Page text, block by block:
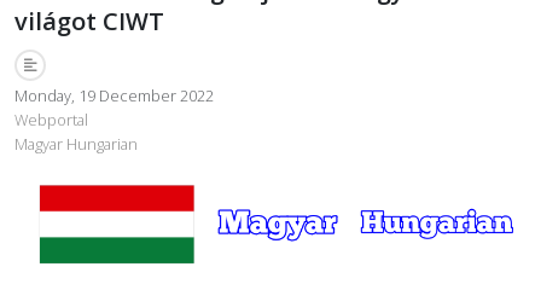
világot CIWT
Monday, 19 December 2022
Webportal
Magyar Hungarian